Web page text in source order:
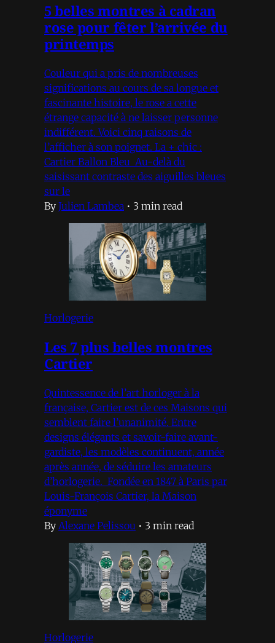
5 belles montres à cadran
rose pour fêter l’arrivée du
printemps
Couleur qui a pris de nombreuses
significations au cours de sa longue et
fascinante histoire, le rose a cette
étrange capacité à ne laisser personne
indifférent. Voici cinq raisons de
l’afficher à son poignet. La + chic :
Cartier Ballon Bleu Au-delà du
saisissant contraste des aiguilles bleues
sur le
By Julien Lambea • 3 min read
Horlogerie
Les 7 plus belles montres
Cartier
Quintessence de l’art horloger à la
française, Cartier est de ces Maisons qui
semblent faire l’unanimité. Entre
designs élégants et savoir-faire avant-
gardiste, les modèles continuent, année
après année, de séduire les amateurs
d’horlogerie. Fondée en 1847 à Paris par
Louis-François Cartier, la Maison
éponyme
By Alexane Pelissou • 3 min read
Horlogerie